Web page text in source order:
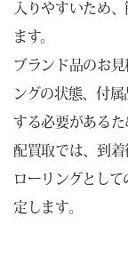
入りやすいため
ます。
ブランド品のお
ングの状態、付
する必要がある
配買取では、到
ローリングとし
定します。